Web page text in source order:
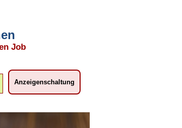
Job
Anzeigenschaltung